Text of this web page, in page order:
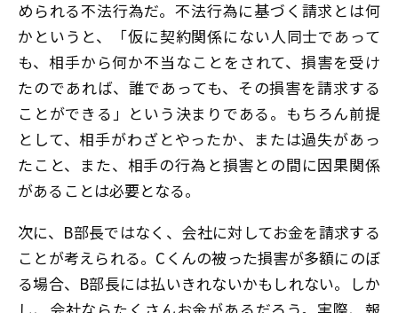
められる不法行為だ。不法行為に基づく請求とは何
かというと、「仮に契約関係にない人同士であって
も、相手から何か不当なことをされて、損害を受け
たのであれば、誰であっても、その損害を請求する
ことができる」という決まりである。もちろん前提
として、相手がわざとやったか、または過失があっ
たこと、また、相手の行為と損害との間に因果関係
があることは必要となる。
次に、B部長ではなく、会社に対してお金を請求する
ことが考えられる。Cくんの被った損害が多額にのぼ
る場合、B部長には払いきれないかもしれない。しか